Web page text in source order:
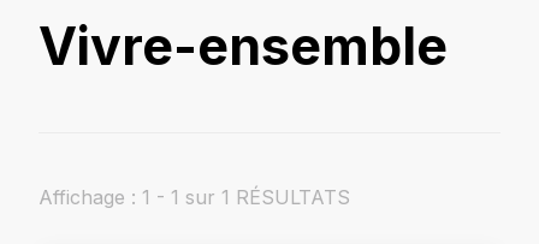
Vivre-ensemble
Affichage : 1 - 1 sur 1 RÉSULTATS